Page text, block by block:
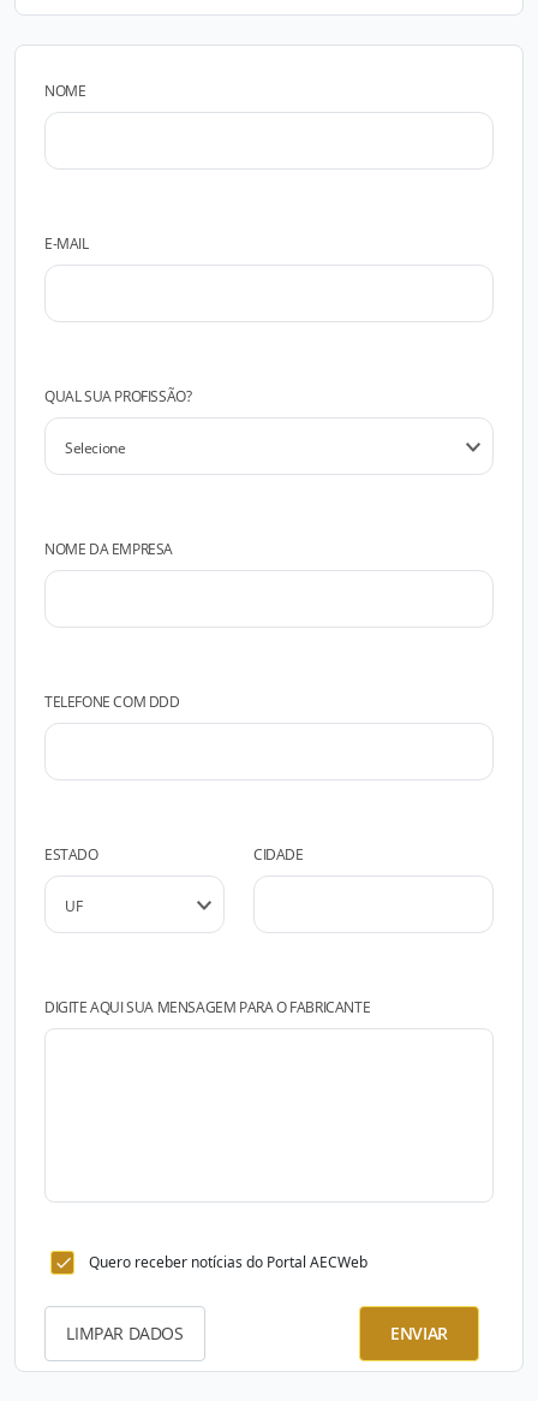
NOME
E-MAIL
QUAL SUA PROFISSÃO?
NOME DA EMPRESA
TELEFONE COM DDD
ESTADO CIDADE
DIGITE AQUI SUA MENSAGEM PARA O FABRICANTE
Quero receber notícias do Portal AECWeb
LIMPAR DADOS ENVIAR